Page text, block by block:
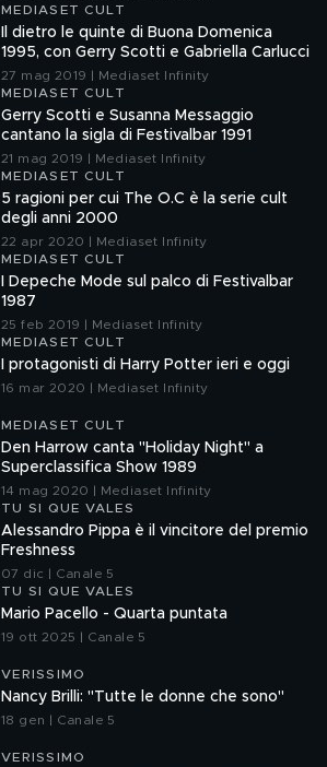
MEDIASET CULT
Il dietro le quinte di Buona Domenica
1995, con Gerry Scotti e Gabriella Carlucci
27 mag 2019 | Mediaset Infinity
MEDIASET CULT
Gerry Scotti e Susanna Messaggio
cantano la sigla di Festivalbar 1991
21 mag 2019 | Mediaset Infinity
MEDIASET CULT
5 ragioni per cui The O.C è la serie cult
degli anni 2000
22 apr 2020 | Mediaset Infinity
MEDIASET CULT
I Depeche Mode sul palco di Festivalbar
1987
25 feb 2019 | Mediaset Infinity
MEDIASET CULT
I protagonisti di Harry Potter ieri e oggi
16 mar 2020 | Mediaset Infinity
MEDIASET CULT
Den Harrow canta "Holiday Night" a
Superclassifica Show 1989
14 mag 2020 | Mediaset Infinity
TU SI QUE VALES
Alessandro Pippa è il vincitore del premio
Freshness
07 dic | Canale 5
TU SI QUE VALES
Mario Pacello - Quarta puntata
19 ott 2025 | Canale 5
VERISSIMO
Nancy Brilli: "Tutte le donne che sono"
18 gen | Canale 5
VERISSIMO